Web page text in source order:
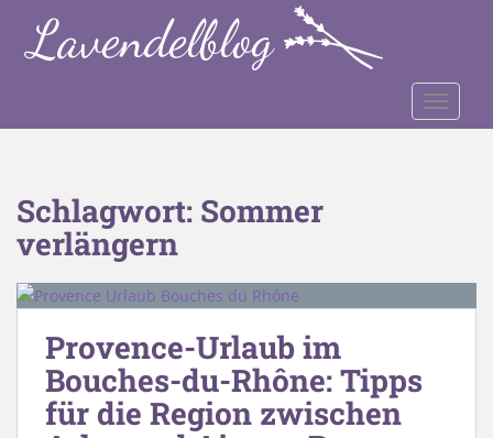
Schlagwort: Sommer
verlängern
Provence-Urlaub im
Bouches-du-Rhône: Tipps
für die Region zwischen